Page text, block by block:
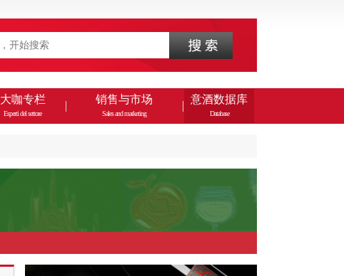
大咖专栏
Esperti del settore
销售与市场
Sales and marketing
意酒数据库
Database